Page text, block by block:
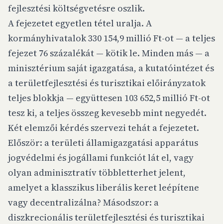
fejlesztési költségvetésre oszlik.
A fejezetet egyetlen tétel uralja. A
kormányhivatalok 330 154,9 millió Ft-ot — a teljes
fejezet 76 százalékát — kötik le. Minden más — a
minisztérium saját igazgatása, a kutatóintézet és
a területfejlesztési és turisztikai előirányzatok
teljes blokkja — együttesen 103 652,5 millió Ft-ot
tesz ki, a teljes összeg kevesebb mint negyedét.
Két elemzői kérdés szervezi tehát a fejezetet.
Először: a területi államigazgatási apparátus
jogvédelmi és jogállami funkciót lát el, vagy
olyan adminisztratív többletterhet jelent,
amelyet a klasszikus liberális keret leépítene
vagy decentralizálna? Másodszor: a
diszkrecionális területfejlesztési és turisztikai